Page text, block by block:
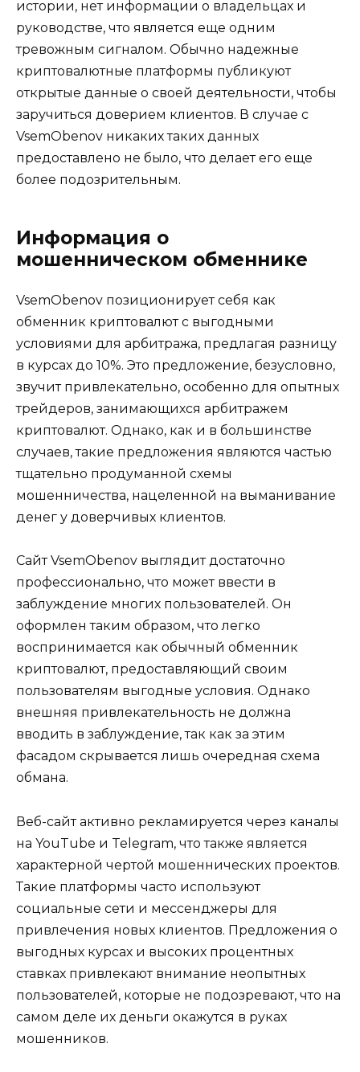
истории, нет информации о владельцах и
руководстве, что является еще одним
тревожным сигналом. Обычно надежные
криптовалютные платформы публикуют
открытые данные о своей деятельности, чтобы
заручиться доверием клиентов. В случае с
VsemObenov никаких таких данных
предоставлено не было, что делает его еще
более подозрительным.
Информация о
мошенническом обменнике
VsemObenov позиционирует себя как
обменник криптовалют с выгодными
условиями для арбитража, предлагая разницу
в курсах до 10%. Это предложение, безусловно,
звучит привлекательно, особенно для опытных
трейдеров, занимающихся арбитражем
криптовалют. Однако, как и в большинстве
случаев, такие предложения являются частью
тщательно продуманной схемы
мошенничества, нацеленной на выманивание
денег у доверчивых клиентов.
Сайт VsemObenov выглядит достаточно
профессионально, что может ввести в
заблуждение многих пользователей. Он
оформлен таким образом, что легко
воспринимается как обычный обменник
криптовалют, предоставляющий своим
пользователям выгодные условия. Однако
внешняя привлекательность не должна
вводить в заблуждение, так как за этим
фасадом скрывается лишь очередная схема
обмана.
Веб-сайт активно рекламируется через каналы
на YouTube и Telegram, что также является
характерной чертой мошеннических проектов.
Такие платформы часто используют
социальные сети и мессенджеры для
привлечения новых клиентов. Предложения о
выгодных курсах и высоких процентных
ставках привлекают внимание неопытных
пользователей, которые не подозревают, что на
самом деле их деньги окажутся в руках
мошенников.